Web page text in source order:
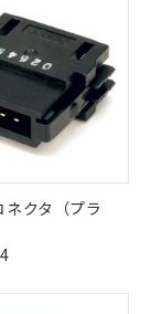
下を必ずお読
承認
ス
）
（韓国
船舶規格
No
検索ください
ネクタ（プラ